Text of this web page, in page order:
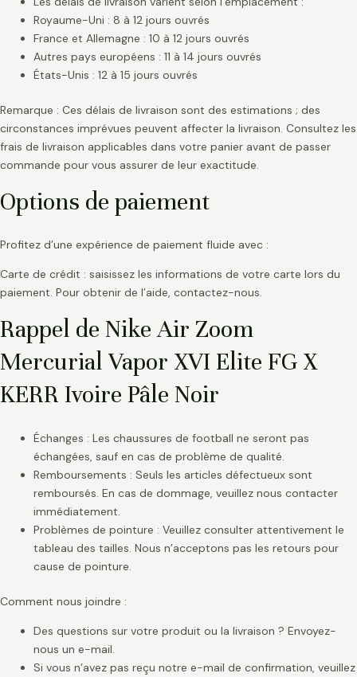
Royaume-Uni : 8 à 12 jours ouvrés
France et Allemagne : 10 à 12 jours ouvrés
Autres pays européens : 11 à 14 jours ouvrés
États-Unis : 12 à 15 jours ouvrés
Remarque : Ces délais de livraison sont des estimations ; des
circonstances imprévues peuvent affecter la livraison. Consultez les
frais de livraison applicables dans votre panier avant de passer
commande pour vous assurer de leur exactitude.
Options de paiement
Profitez d’une expérience de paiement fluide avec :
Carte de crédit : saisissez les informations de votre carte lors du
paiement. Pour obtenir de l’aide, contactez-nous.
Rappel de Nike Air Zoom
Mercurial Vapor XVI Elite FG X
KERR Ivoire Pâle Noir
Échanges : Les chaussures de football ne seront pas
échangées, sauf en cas de problème de qualité.
Remboursements : Seuls les articles défectueux sont
remboursés. En cas de dommage, veuillez nous contacter
immédiatement.
Problèmes de pointure : Veuillez consulter attentivement le
tableau des tailles. Nous n’acceptons pas les retours pour
cause de pointure.
Comment nous joindre :
Des questions sur votre produit ou la livraison ? Envoyez-
nous un e-mail.
Si vous n’avez pas reçu notre e-mail de confirmation, veuillez